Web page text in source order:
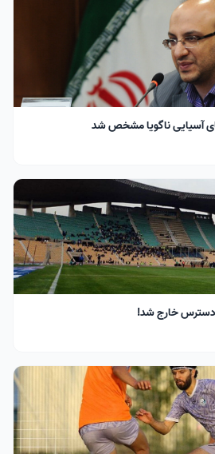
آسیایی ناگویا مشخص شد
دسترس خارج شد!